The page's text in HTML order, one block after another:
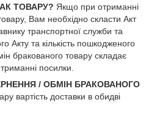
ТОВАРУ? Якщо при отриманні
Вам необхідно скласти Акт
транспортної служби та
Акту та кількість пошкодженого
бракованого товару складає
посилки.
/ ОБМІН БРАКОВАНОГО
вартість доставки в обидві